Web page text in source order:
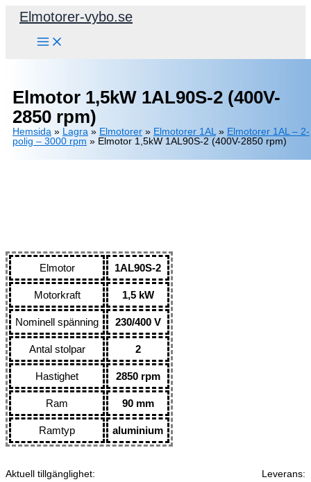
Hoppa
Elmotorer-vybo.se
Elmotor 1,5kW 1AL90S-2 (400V-
2850 rpm)
Hemsida » Lagra » Elmotorer » Elmotorer 1AL » Elmotorer 1AL – 2-
polig – 3000 rpm » Elmotor 1,5kW 1AL90S-2 (400V-2850 rpm)
Elmotor 1AL90S-2
Motorkraft 1,5 kW
Nominell spänning 230/400 V
Antal stolpar 2
Hastighet 2850 rpm
Ram 90 mm
Ramtyp aluminium
Aktuell tillgänglighet:
Leverans: